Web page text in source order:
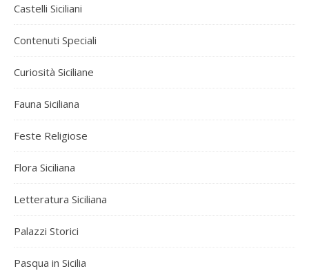
Castelli Siciliani
Contenuti Speciali
Curiosità Siciliane
Fauna Siciliana
Feste Religiose
Flora Siciliana
Letteratura Siciliana
Palazzi Storici
Pasqua in Sicilia